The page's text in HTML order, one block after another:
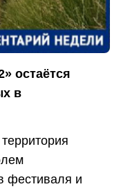
остаётся
в
фестиваля и